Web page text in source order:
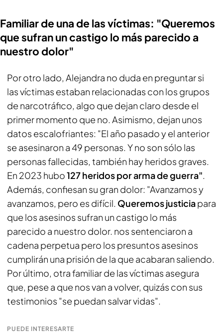
Familiar de una de las víctimas: "Queremos
que sufran un castigo lo más parecido a
nuestro dolor"
Por otro lado, Alejandra no duda en preguntar si
las víctimas estaban relacionadas con los grupos
de narcotráfico, algo que dejan claro desde el
primer momento que no. Asimismo, dejan unos
datos escalofriantes: "El año pasado y el anterior
se asesinaron a 49 personas. Y no son sólo las
personas fallecidas, también hay heridos graves.
En 2023 hubo127 heridos por arma de guerra".
Además, confiesan su gran dolor: "Avanzamos y
avanzamos, pero es difícil. Queremos justiciapara
que los asesinos sufran un castigo lo más
parecido a nuestro dolor. nos sentenciaron a
cadena perpetua pero los presuntos asesinos
cumplirán una prisión de la que acabaran saliendo.
Por último, otra familiar de las víctimas asegura
que, pese a que nos van a volver, quizás con sus
testimonios "se puedan salvar vidas".
PUEDE INTERESARTE